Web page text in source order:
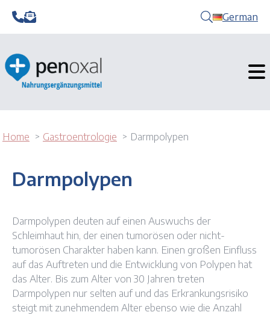
German
Home Gastroentrologie Darmpolypen
Darmpolypen
Darmpolypen deuten auf einen Auswuchs der
Schleimhaut hin, der einen tumorösen oder nicht-
tumorösen Charakter haben kann. Einen großen Einfluss
auf das Auftreten und die Entwicklung von Polypen hat
das Alter. Bis zum Alter von 30 Jahren treten
Darmpolypen nur selten auf und das Erkrankungsrisiko
steigt mit zunehmendem Alter ebenso wie die Anzahl